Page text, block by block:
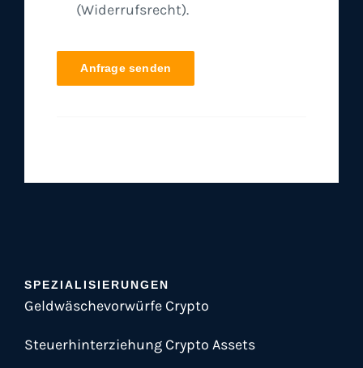
(Widerrufsrecht).
Anfrage senden
SPEZIALISIERUNGEN
Geldwäschevorwürfe Crypto
Steuerhinterziehung Crypto Assets